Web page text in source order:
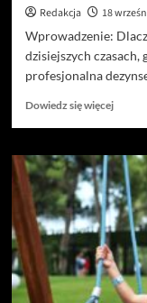
Redakcja
18
Wprowadzenie:
dzisiejszych
profesjonalna
Dowiedz się więcejDowiedz
o
w
Twój
klucz
do